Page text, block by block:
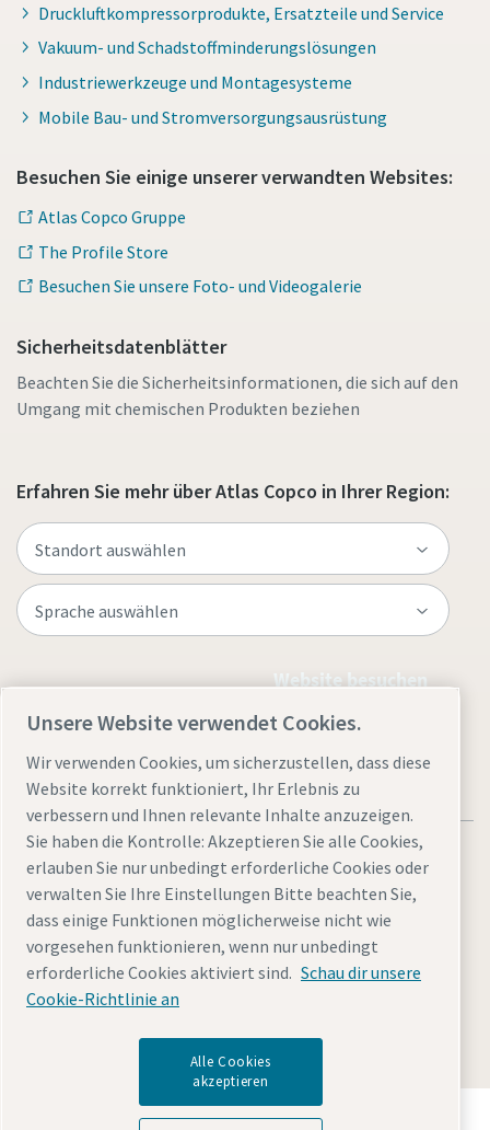
Druckluftkompressorprodukte, Ersatzteile und Service
Vakuum- und Schadstoffminderungslösungen
Industriewerkzeuge und Montagesysteme
Mobile Bau- und Stromversorgungsausrüstung
Besuchen Sie einige unserer verwandten Websites:
Atlas Copco Gruppe
The Profile Store
Besuchen Sie unsere Foto- und Videogalerie
Sicherheitsdatenblätter
Beachten Sie die Sicherheitsinformationen, die sich auf den
Umgang mit chemischen Produkten beziehen
Erfahren Sie mehr über Atlas Copco in Ihrer Region:
Website besuchen
Rechtliche HinweiseCookies verwaltenBarrierefreiheit
Datenschutzerklärung SitemapImpressum
© 2025 Atlas Copco Kompressoren und Drucklufttechnik
Entdecken Sie, wie die Atlas Copco Group
Unsere Website verwendet Cookies.
Wir verwenden Cookies, um sicherzustellen, dass diese
Website korrekt funktioniert, Ihr Erlebnis zu
verbessern und Ihnen relevante Inhalte anzuzeigen.
Sie haben die Kontrolle: Akzeptieren Sie alle Cookies,
erlauben Sie nur unbedingt erforderliche Cookies oder
verwalten Sie Ihre Einstellungen Bitte beachten Sie,
dass einige Funktionen möglicherweise nicht wie
vorgesehen funktionieren, wenn nur unbedingt
erforderliche Cookies aktiviert sind. Schau dir unsere
Cookie-Richtlinie an
Alle Cookies
akzeptieren